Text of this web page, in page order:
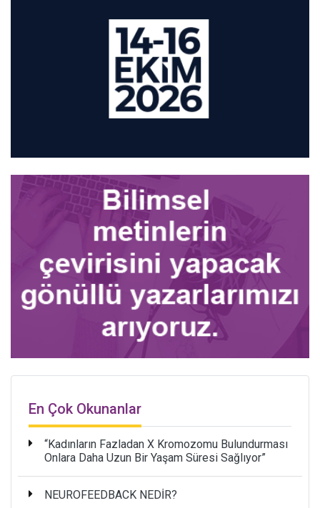
En Çok Okunanlar
“Kadınların Fazladan X Kromozomu Bulundurması
Onlara Daha Uzun Bir Yaşam Süresi Sağlıyor”
NEUROFEEDBACK NEDİR?